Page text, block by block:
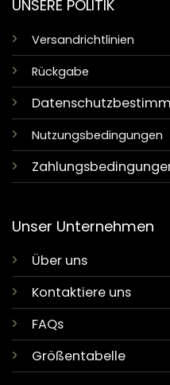
UNSERE POLITIK
Versandrichtlinien
Rückgabe
Nutzungsbedingungen
Unser Unternehmen
Über uns
Kontaktiere uns
FAQs
Größentabelle